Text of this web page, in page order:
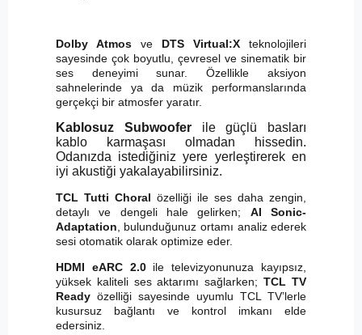
Dolby Atmosve DTS Virtual:X teknolojileri
sayesinde çok boyutlu, çevresel ve sinematik bir
ses deneyimi sunar. Özellikle aksiyon
sahnelerinde ya da müzik performanslarında
gerçekçi bir atmosfer yaratır.
Kablosuz Subwooferile güçlü basları
kablo karmaşası olmadan hissedin.
Odanızda istediğiniz yere yerleştirerek en
iyi akustiği yakalayabilirsiniz.
TCL Tutti Choral özelliği ile ses daha zengin,
detaylı ve dengeli hale gelirken; AI Sonic-
Adaptation , bulunduğunuz ortamı analiz ederek
sesi otomatik olarak optimize eder.
HDMI eARC 2.0ile televizyonunuza kayıpsız,
yüksek kaliteli ses aktarımı sağlarken;TCL TV
Readyözelliği sayesinde uyumlu TCL TV’lerle
kusursuz bağlantı ve kontrol imkanı elde
edersiniz.